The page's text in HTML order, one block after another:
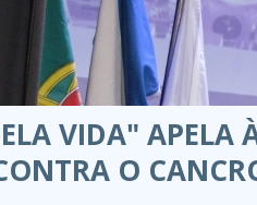
VIDA" APELA
O